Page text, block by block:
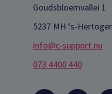
Goudsbloemvallei 1
5237 MH ‘s-
info@c-support.nu
073 4400 440